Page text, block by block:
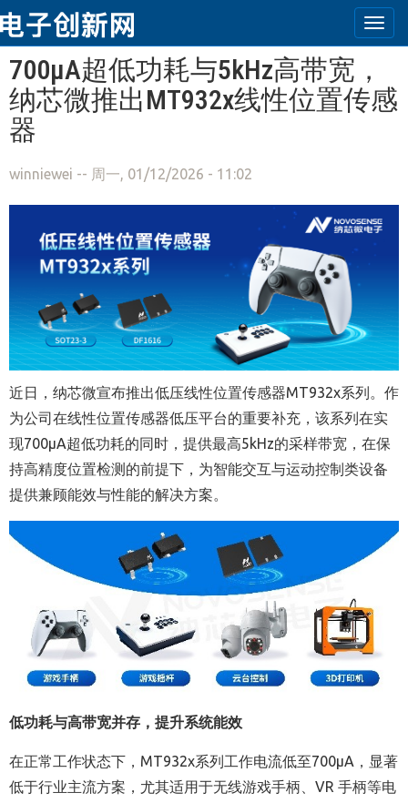
跳转到主要内容
700μA超低功耗与5kHz高带宽，
纳芯微推出MT932x线性位置传感
器
winniewei -- 周一, 01/12/2026 - 11:02
近日，纳芯微宣布推出低压线性位置传感器MT932x系列。作
为公司在线性位置传感器低压平台的重要补充，该系列在实
现700μA超低功耗的同时，提供最高5kHz的采样带宽，在保
持高精度位置检测的前提下，为智能交互与运动控制类设备
提供兼顾能效与性能的解决方案。
低功耗与高带宽并存，提升系统能效
在正常工作状态下，MT932x系列工作电流低至700μA，显著
低于行业主流方案，尤其适用于无线游戏手柄、VR 手柄等电